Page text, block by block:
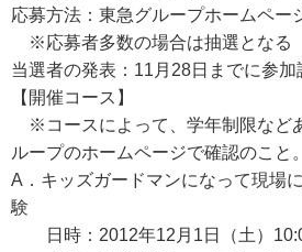
応募方法：東急グループホームペー
※応募者多数の場合は抽選となる
当選者の発表：11月28日までに参加
【開催コース】
※コースによって、学年制限など
ループのホームページで確認のこと。
A．キッズガードマンになって現場
験
日時：2012年12月1日（土）